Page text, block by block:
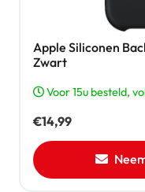
Apple Siliconen
Zwart
Voor 15u besteld,
€14,99